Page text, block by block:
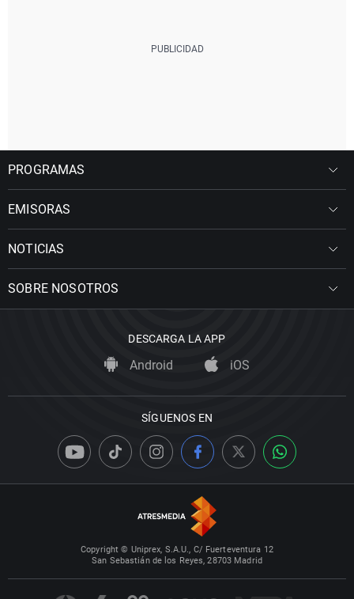
PROGRAMAS
EMISORAS
NOTICIAS
SOBRE NOSOTROS
DESCARGA LA APP
Android iOS
SÍGUENOS EN
Copyright © Uniprex, S.A.U., C/ Fuerteventura 12
San Sebastián de los Reyes, 28703 Madrid